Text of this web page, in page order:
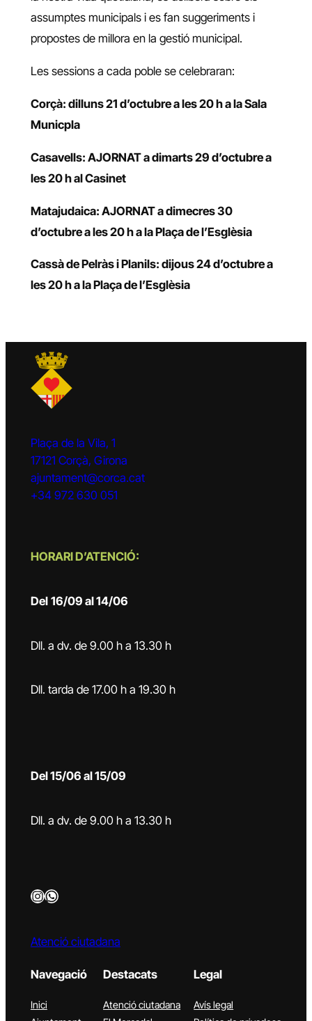
assumptes municipals i es fan suggeriments i
propostes de millora en la gestió municipal.
Les sessions a cada poble se celebraran:
Corçà: dilluns 21 d’octubre a les 20 h a la Sala
Municpla
Casavells: AJORNAT a dimarts 29 d’octubre a
les 20 h al Casinet
Matajudaica: AJORNAT a dimecres 30
d’octubre a les 20 h a la Plaça de l’Esglèsia
Cassà de Pelràs i Planils: dijous 24 d’octubre a
les 20 h a la Plaça de l’Esglèsia
Plaça de la Vila, 1
17121 Corçà, Girona
ajuntament@corca.cat
+34 972 630 051
HORARI D’ATENCIÓ:
Del 16/09 al 14/06
Dll. a dv. de 9.00 h a 13.30 h
Dll. tarda de 17.00 h a 19.30 h
Del 15/06 al 15/09
Dll. a dv. de 9.00 h a 13.30 h
InstagramWhatsApp
Atenció ciutadana
Navegació
Inici
Destacats
Atenció ciutadana
Legal
Avís legal